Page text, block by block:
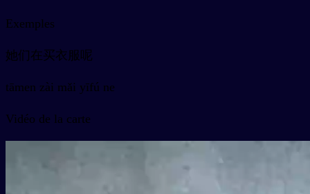
Exemples
她们在买衣服呢
tāmen zài mǎi yīfú ne
Vidéo de la carte